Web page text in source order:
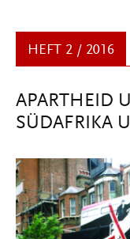
HEFT 2 / 2016
APARTHEID
SÜDAFRIKA